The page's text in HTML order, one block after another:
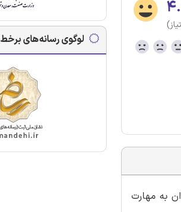
و از این دروس میتوان به مهارت
لوگوی رسانه‌های برخط